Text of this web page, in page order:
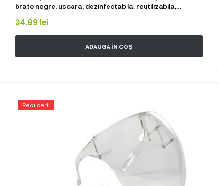
brate negre, usoara, dezinfectabila, reutilizabila,
34.99 lei
ADAUGĂ ÎN COȘ
Reduceri!